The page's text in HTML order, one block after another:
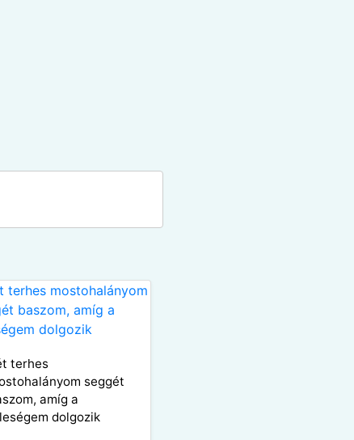
terhes
seggét
amíg a
dolgozik